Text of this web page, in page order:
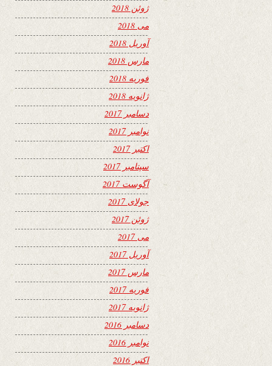
ژوئن 2018
می 2018
آوریل 2018
مارس 2018
فوریه 2018
ژانویه 2018
دسامبر 2017
نوامبر 2017
اکتبر 2017
سپتامبر 2017
آگوست 2017
جولای 2017
ژوئن 2017
می 2017
آوریل 2017
مارس 2017
فوریه 2017
ژانویه 2017
دسامبر 2016
نوامبر 2016
اکتبر 2016